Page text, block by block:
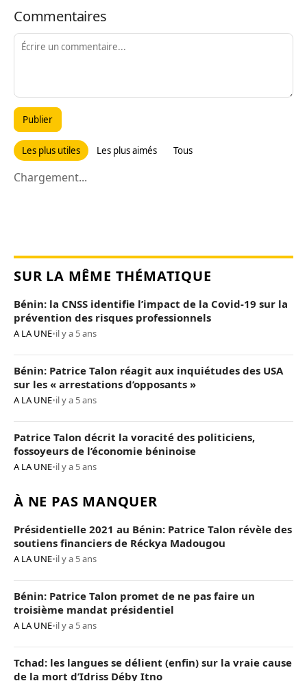
Commentaires
Publier
Les plus utiles Les plus aimés Tous
Chargement...
SUR LA MÊME THÉMATIQUE
Bénin: la CNSS identifie l’impact de la Covid-19 sur la
prévention des risques professionnels
A LA UNE•il y a 5 ans
Bénin: Patrice Talon réagit aux inquiétudes des USA
sur les « arrestations d’opposants »
A LA UNE•il y a 5 ans
Patrice Talon décrit la voracité des politiciens,
fossoyeurs de l’économie béninoise
A LA UNE•il y a 5 ans
À NE PAS MANQUER
Présidentielle 2021 au Bénin: Patrice Talon révèle des
soutiens financiers de Réckya Madougou
A LA UNE•il y a 5 ans
Bénin: Patrice Talon promet de ne pas faire un
troisième mandat présidentiel
A LA UNE•il y a 5 ans
Tchad: les langues se délient (enfin) sur la vraie cause
de la mort d’Idriss Déby Itno